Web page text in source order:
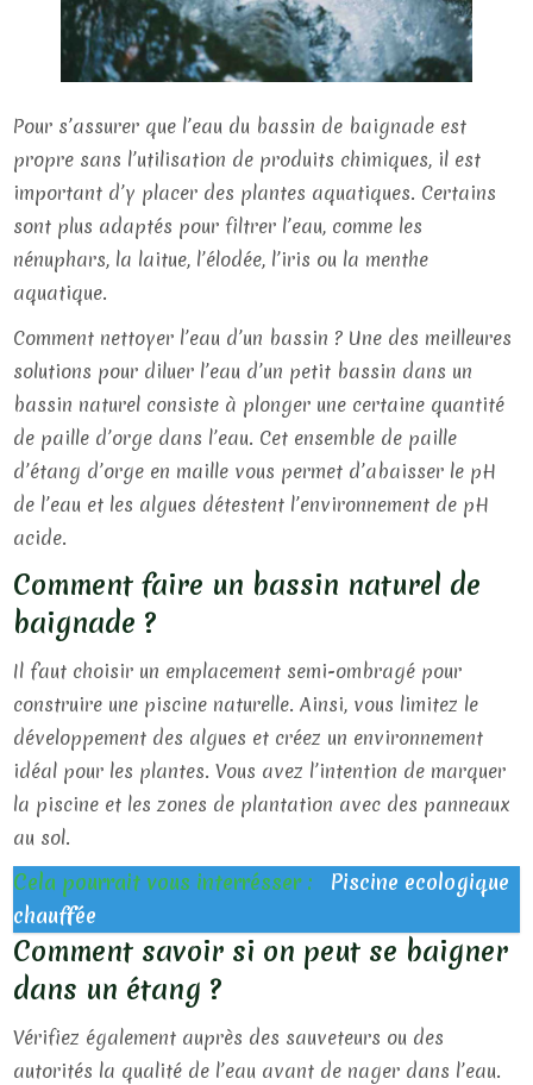
Pour s’assurer que l’eau du bassin de baignade est
propre sans l’utilisation de produits chimiques, il est
important d’y placer des plantes aquatiques. Certains
sont plus adaptés pour filtrer l’eau, comme les
nénuphars, la laitue, l’élodée, l’iris ou la menthe
aquatique.
Comment nettoyer l’eau d’un bassin ? Une des meilleures
solutions pour diluer l’eau d’un petit bassin dans un
bassin naturel consiste à plonger une certaine quantité
de paille d’orge dans l’eau. Cet ensemble de paille
d’étang d’orge en maille vous permet d’abaisser le pH
de l’eau et les algues détestent l’environnement de pH
acide.
Comment faire un bassin naturel de
baignade ?
Il faut choisir un emplacement semi-ombragé pour
construire une piscine naturelle. Ainsi, vous limitez le
développement des algues et créez un environnement
idéal pour les plantes. Vous avez l’intention de marquer
la piscine et les zones de plantation avec des panneaux
au sol.
Cela pourrait vous interrésser :
Piscine ecologique
chauffée
Comment savoir si on peut se baigner
dans un étang ?
Vérifiez également auprès des sauveteurs ou des
autorités la qualité de l’eau avant de nager dans l’eau.